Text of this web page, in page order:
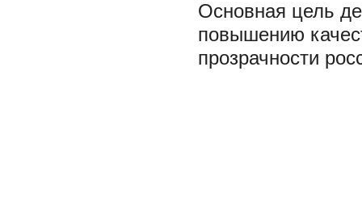
Основная цель
повышению
прозрачности